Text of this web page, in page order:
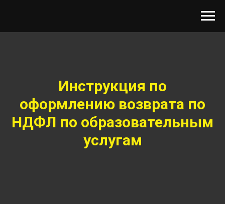
Инструкция по
оформлению возврата по
НДФЛ по образовательным
услугам